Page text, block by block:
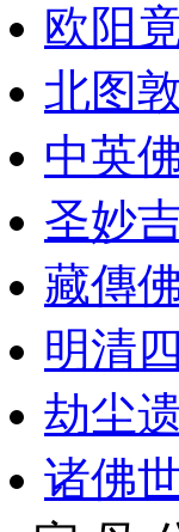
欧阳
北图
中英
圣妙
藏傳
明清
劫尘
诸佛